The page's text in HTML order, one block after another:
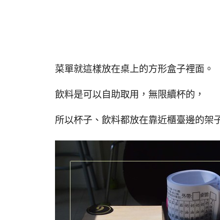
菜單就這樣放在桌上的方形盒子裡面。
飲料是可以自助取用，無限續杯的，
所以杯子、飲料都放在靠近櫃臺邊的架